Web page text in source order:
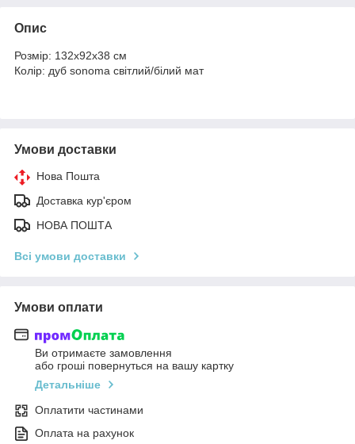
Опис
Розмір: 132х92х38 см
Колір: дуб sonoma світлий/білий мат
Умови доставки
Нова Пошта
Доставка кур'єром
НОВА ПОШТА
Всі умови доставки
Умови оплати
Ви отримаєте замовлення
або гроші повернуться на вашу картку
Детальніше
Оплатити частинами
Оплата на рахунок